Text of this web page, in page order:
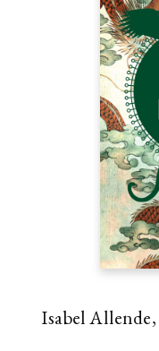
Isabel Allende,